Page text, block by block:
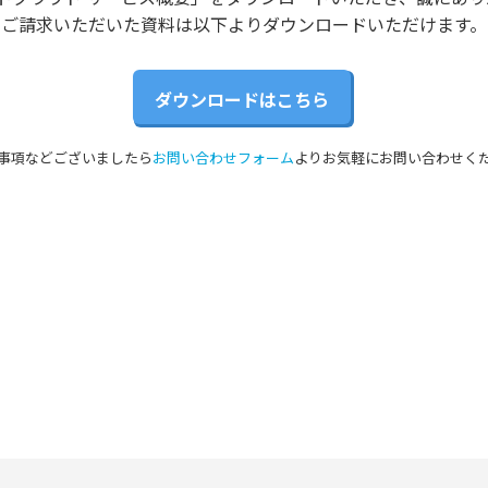
ご請求いただいた資料は以下よりダウンロードいただけます。
ダウンロードはこちら
項などございましたらお問い合わせフォームよりお気軽にお問い合わせく